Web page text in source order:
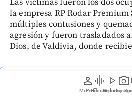
person
Mi Perfil
graphic_eq
Pódcast
play_arrow
Videos
photo_camera
Reportajes
Las víctimas fueron los dos
la empresa RP Rodar Premium
múltiples contusiones y
agresión y fueron trasladados
Dios, de Valdivia, donde
Siga las noticias de EL